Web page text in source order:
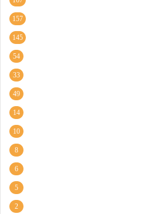
157
145
54
33
49
14
10
8
6
5
2